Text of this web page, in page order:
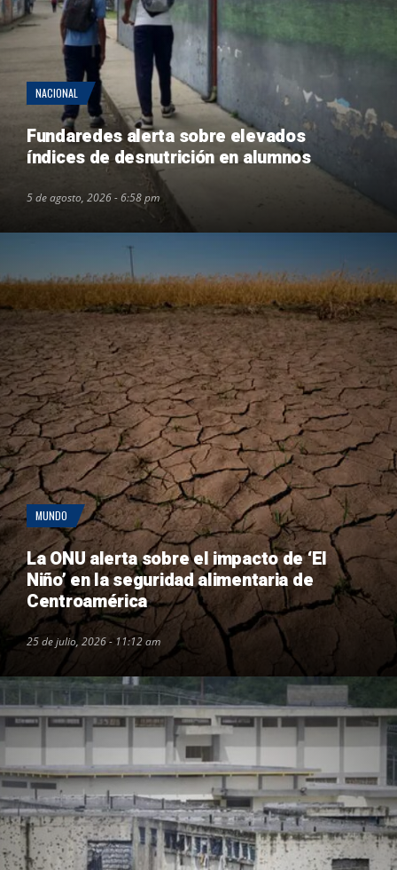
NACIONAL
Fundaredes alerta sobre elevados
índices de desnutrición en alumnos
5 de agosto, 2026 - 6:58 pm
MUNDO
La ONU alerta sobre el impacto de ‘El
Niño’ en la seguridad alimentaria de
Centroamérica
25 de julio, 2026 - 11:12 am